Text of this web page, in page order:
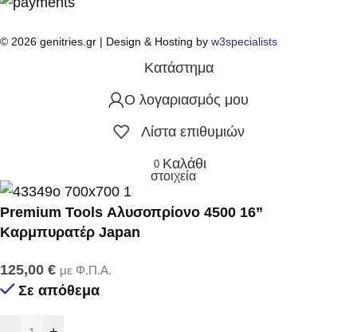
© 2026 genitries.gr | Design & Hosting by w3specialists
Κατάστημα
Ο λογαριασμός μου
Λίστα επιθυμιών
0
στοιχεία
Καλάθι
Premium Tools Αλυσοπρίονο 4500 16”
Καρμπυρατέρ Japan
125,00 € με Φ.Π.Α.
Σε απόθεμα